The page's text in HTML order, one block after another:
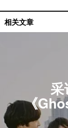
相关文章
《
国外艺人